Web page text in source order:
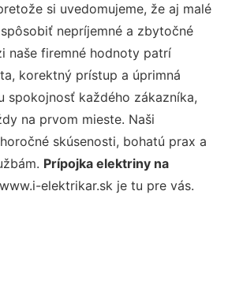
si uvedomujeme, že aj malé
nepríjemné a zbytočné
naše firemné hodnoty patrí
korektný prístup a úprimná
spokojnosť každého zákazníka,
na prvom mieste. Naši
skúsenosti, bohatú prax a
Prípojka elektriny na
elektrikar.sk je tu pre vás.